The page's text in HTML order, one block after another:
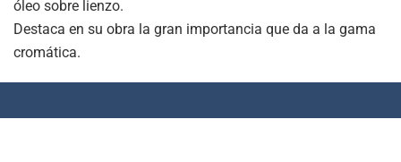
óleo sobre lienzo.
Destaca en su obra la gran importancia que da a la gama
cromática.